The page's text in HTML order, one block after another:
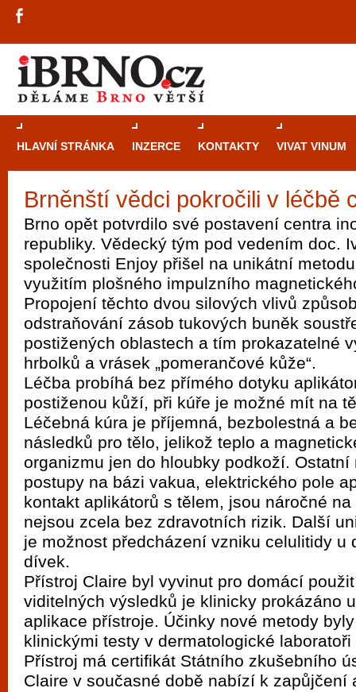
HLAVNÍ STRÁNKA INZERCE KONTAKTY VIVAT VINUM
Brněnští vědci pokročili v léčbě
Brno opět potvrdilo své postavení centra
republiky. Vědecký tým pod vedením doc.
společnosti Enjoy přišel na unikátní
využitím plošného impulzního
Propojení těchto dvou silových vlivů
odstraňování zásob tukových buněk
postižených oblastech a tím prokazatelné
hrbolků a vrásek „pomerančové kůže“.
Léčba probíhá bez přímého dotyku
postiženou kůží, při kúře je možné mít na
Léčebná kúra je příjemná, bezbolestná a
následků pro tělo, jelikož teplo a
organizmu jen do hloubky podkoží. Ostatní
postupy na bázi vakua, elektrického pole
kontakt aplikátorů s tělem, jsou náročné
nejsou zcela bez zdravotních rizik. Další
je možnost předcházení vzniku celulitidy u
dívek.
Přístroj Claire byl vyvinut pro domácí
viditelných výsledků je klinicky prokázáno
aplikace přístroje. Účinky nové metody
klinickými testy v dermatologické
Přístroj má certifikát Státního zkušebního
Claire v současné době nabízí k zapůjčení
Průvodce
Brně: Od
automaty
Brno je
zajímavé
restaurace,
Mimo jiné je ale také místem, kde si
vyzkoušet různé kasinové hry. V
metropoli naleznete širokou nabídku her
po moderní automaty jak pro pravidelné
příležitostné hráče. V...